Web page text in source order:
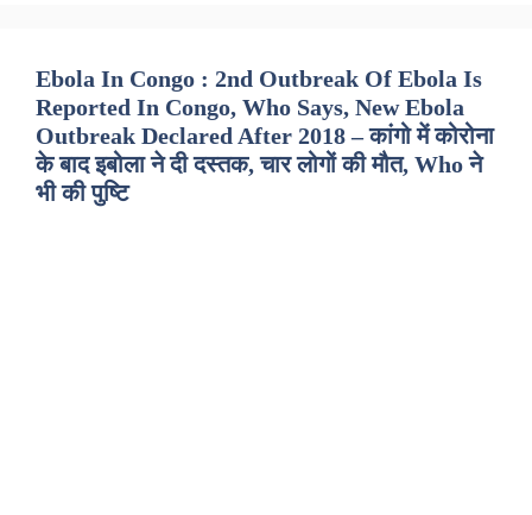
Ebola In Congo : 2nd Outbreak Of Ebola Is
Reported In Congo, Who Says, New Ebola
Outbreak Declared After 2018 – कांगो में कोरोना
के बाद इबोला ने दी दस्तक, चार लोगों की मौत, Who ने
भी की पुष्टि